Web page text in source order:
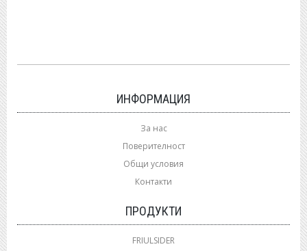
ИНФОРМАЦИЯ
За нас
Поверителност
Общи условия
Контакти
ПРОДУКТИ
FRIULSIDER